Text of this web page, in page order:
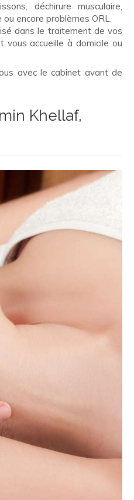
déchirure musculaire,
encore problèmes ORL.
dans le traitement de vos
accueille à domicile ou
avec le cabinet avant de
Khellaf,